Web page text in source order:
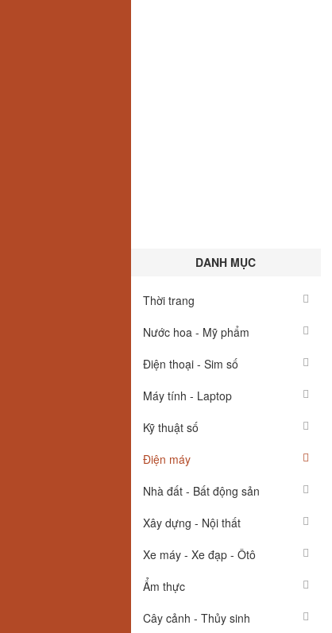
DANH MỤC
Thời trang
Nước hoa - Mỹ phẩm
Điện thoại - Sim số
Máy tính - Laptop
Kỹ thuật số
Điện máy
Nhà đất - Bất động sản
Xây dựng - Nội thất
Xe máy - Xe đạp - Ôtô
Ẩm thực
Cây cảnh - Thủy sinh